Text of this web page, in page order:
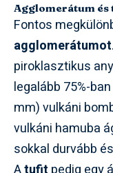
Agglomerátum
Fontos
agglomerátumot
piroklasztikus
legalább 75%-
mm) vulkáni
vulkáni hamuba
sokkal durvább